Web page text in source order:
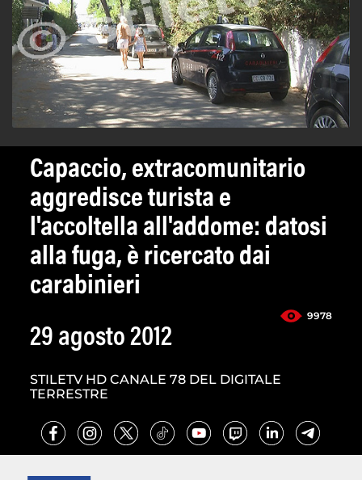
Capaccio, extracomunitario
aggredisce turista e
l'accoltella all'addome: datosi
alla fuga, è ricercato dai
carabinieri
9978
29 agosto 2012
STILETV HD CANALE 78 DEL DIGITALE
TERRESTRE